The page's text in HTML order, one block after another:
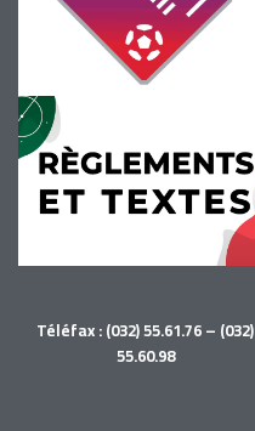
Téléfax : (032) 55.61.76 – (032)
55.60.98